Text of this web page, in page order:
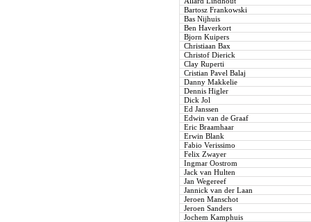
Bartosz Frankowski
Bas Nijhuis
Ben Haverkort
Bjorn Kuipers
Christiaan Bax
Christof Dierick
Clay Ruperti
Cristian Pavel Balaj
Danny Makkelie
Dennis Higler
Dick Jol
Ed Janssen
Edwin van de Graaf
Eric Braamhaar
Erwin Blank
Fabio Verissimo
Felix Zwayer
Ingmar Oostrom
Jack van Hulten
Jan Wegereef
Jannick van der Laan
Jeroen Manschot
Jeroen Sanders
Jochem Kamphuis